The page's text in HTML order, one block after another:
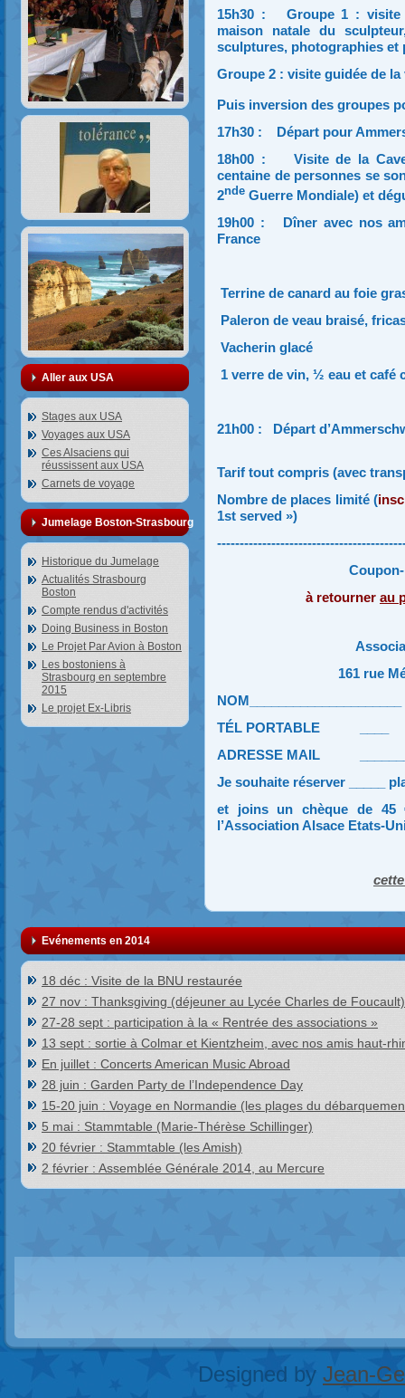
Aller aux USA
Stages aux USA
Voyages aux USA
Ces Alsaciens qui
réussissent aux USA
Carnets de voyage
Jumelage Boston-Strasbourg
Historique du Jumelage
Actualités Strasbourg
Boston
Compte rendus d'activités
Doing Business in Boston
Le Projet Par Avion à Boston
Les bostoniens à
Strasbourg en septembre
2015
Le projet Ex-Libris
15h30 : Groupe 1 : visite
maison natale du
sculptures, photographies et
Groupe 2 : visite guidée de
Puis inversion des groupes
17h30 : Départ pour
18h00 : Visite de la Cave
centaine de personnes se
2nde Guerre Mondiale) et
19h00 : Dîner avec nos
France
Terrine de canard au foie
Paleron de veau braisé,
Vacherin glacé
1 verre de vin, ½ eau et café
21h00 : Départ
Tarif tout compris (avec
Nombre de places limité (
1st served »)
à retourner au
161 rue
NOM_____________________
TÉL PORTABLE ____
ADRESSE MAIL
Je souhaite réserver _____
et joins un chèque de 45
l’Association Alsace Etats-
Evénements en 2014
18 déc : Visite de la BNU restaurée
27 nov : Thanksgiving (déjeuner au Lycée Charles de Foucault)
27-28 sept : participation à la « Rentrée des associations »
13 sept : sortie à Colmar et Kientzheim, avec nos amis haut-
En juillet : Concerts American Music Abroad
28 juin : Garden Party de l’Independence Day
15-20 juin : Voyage en Normandie (les plages du
5 mai : Stammtable (Marie-Thérèse Schillinger)
20 février : Stammtable (les Amish)
2 février : Assemblée Générale 2014, au Mercure
Designed by Jean-